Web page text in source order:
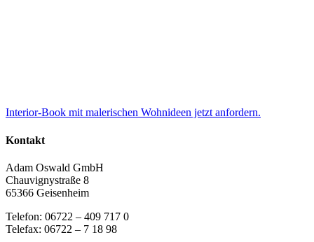
Interior-Book mit malerischen Wohnideen jetzt anfordern.
Kontakt
Adam Oswald GmbH
Chauvignystraße 8
65366 Geisenheim
Telefon: 06722 – 409 717 0
Telefax: 06722 – 7 18 98